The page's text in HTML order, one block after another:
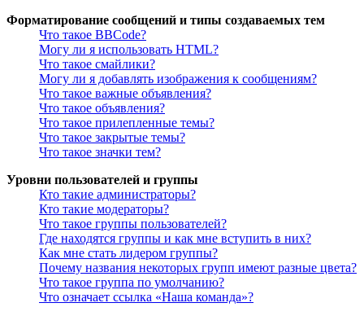
Форматирование сообщений и типы создаваемых тем
Что такое BBCode?
Могу ли я использовать HTML?
Что такое смайлики?
Могу ли я добавлять изображения к сообщениям?
Что такое важные объявления?
Что такое объявления?
Что такое прилепленные темы?
Что такое закрытые темы?
Что такое значки тем?
Уровни пользователей и группы
Кто такие администраторы?
Кто такие модераторы?
Что такое группы пользователей?
Где находятся группы и как мне вступить в них?
Как мне стать лидером группы?
Почему названия некоторых групп имеют разные цвета?
Что такое группа по умолчанию?
Что означает ссылка «Наша команда»?